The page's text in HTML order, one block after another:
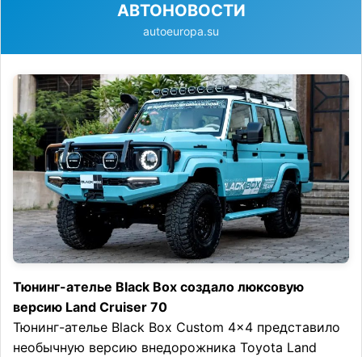
АВТОНОВОСТИ
autoeuropa.su
Тюнинг-ателье Black Box создало люксовую
версию Land Cruiser 70
Тюнинг-ателье Black Box Custom 4×4 представило
необычную версию внедорожника Toyota Land